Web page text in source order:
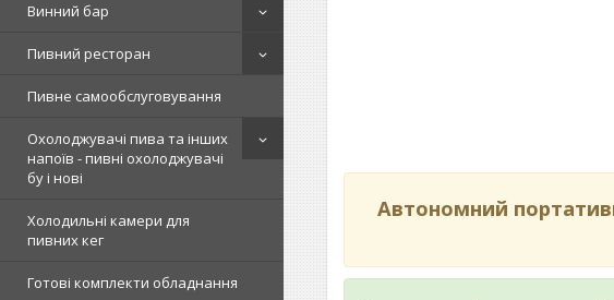
Винний бар
Пивний ресторан
Пивне самообслуговування
Охолоджувачі пива та інших
напоїв - пивні охолоджувачі
бу і нові
Холодильні камери для
пивних кег
Готові комплекти обладнання
Автономний